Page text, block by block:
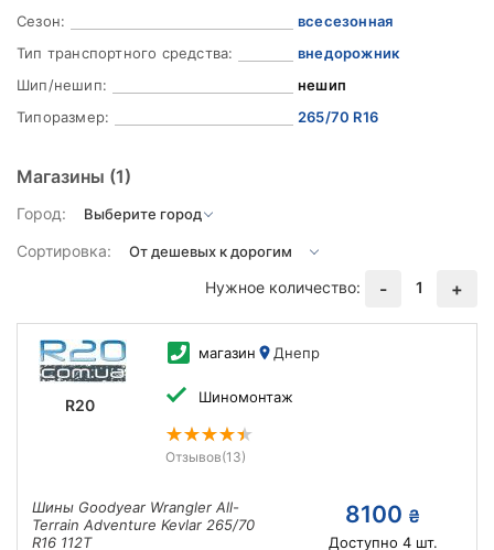
Сезон:
всесезонная
Тип транспортного средства:
внедорожник
Шип/нешип:
нешип
Типоразмер:
265/70 R16
Магазины (1)
Город:
Сортировка:
Нужное количество:
- 1 +
R20
магазин Днепр
Шиномонтаж
Отзывов(13)
Шины Goodyear Wrangler All-
Terrain Adventure Kevlar 265/70
R16 112T
8100 ₴
Доступно 4шт.